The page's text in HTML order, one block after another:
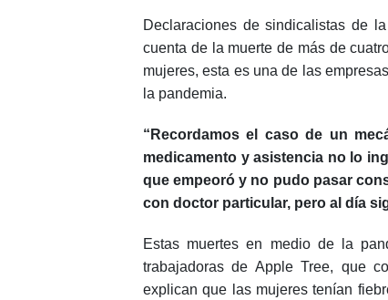
Declaraciones de sindicalistas de
cuenta de la muerte de más de
mujeres, esta es una de las
la pandemia.
“Recordamos el caso de un
medicamento y asistencia no lo
que empeoró y no pudo pasar
con doctor particular, pero al día
Estas muertes en medio de la
trabajadoras de Apple Tree, que
explican que las mujeres tenían